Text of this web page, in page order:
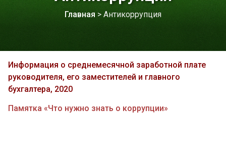
Главная > Антикоррупция
Информация о среднемесячной заработной плате
руководителя, его заместителей и главного
бухгалтера, 2020
Памятка «Что нужно знать о коррупции»